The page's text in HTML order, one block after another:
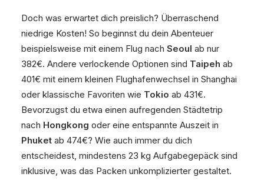
Doch was erwartet dich preislich? Überraschend
niedrige Kosten! So beginnst du dein Abenteuer
beispielsweise mit einem Flug nach Seoul ab nur
382€. Andere verlockende Optionen sind Taipeh ab
401€ mit einem kleinen Flughafenwechsel in Shanghai
oder klassische Favoriten wie Tokio ab 431€.
Bevorzugst du etwa einen aufregenden Städtetrip
nach Hongkong oder eine entspannte Auszeit in
Phuket ab 474€? Wie auch immer du dich
entscheidest, mindestens 23 kg Aufgabegepäck sind
inklusive, was das Packen unkomplizierter gestaltet.